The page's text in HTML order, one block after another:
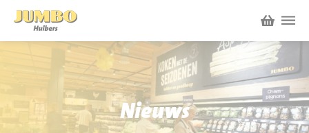
Winkels
P.W.A. Park
Nieuws Nieuws